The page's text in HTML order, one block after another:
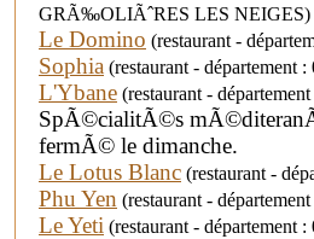
GRÃ‰OLIÃˆRES LES NEIGES)
Le Domino (restaurant -
Sophia (restaurant -
L'Ybane (restaurant -
SpÃ©cialitÃ©s
fermÃ© le dimanche.
Le Lotus Blanc (restaurant -
Phu Yen (restaurant -
Le Yeti (restaurant -